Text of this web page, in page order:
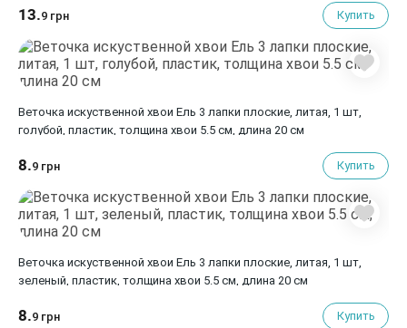
13.9 грн Купить
Веточка искуственной хвои Ель 3 лапки плоские, литая, 1 шт,
голубой, пластик, толщина хвои 5.5 см, длина 20 см
8.9 грн Купить
Веточка искуственной хвои Ель 3 лапки плоские, литая, 1 шт,
зеленый, пластик, толщина хвои 5.5 см, длина 20 см
8.9 грн Купить